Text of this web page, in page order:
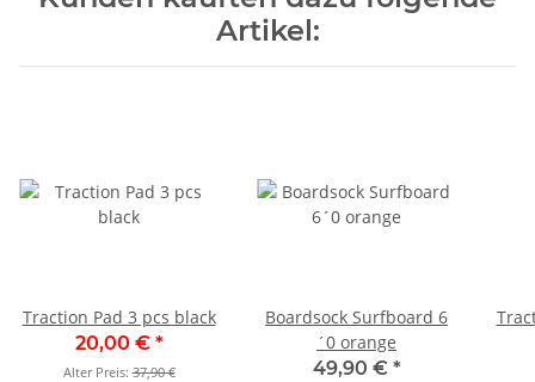
Artikel:
Traction Pad 3 pcs black
20,00 € *
Alter Preis:37,90 €
Boardsock Surfboard 6
´0 orange
49,90 € *